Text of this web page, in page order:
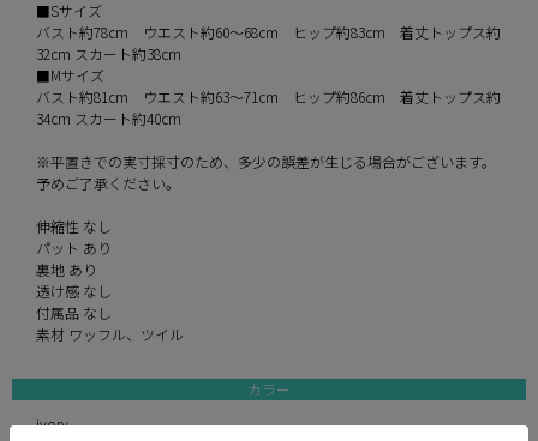
■Sサイズ
バスト約78cm ウエスト約60〜68cm ヒップ約83cm 着丈トップス約
32cm スカート約38cm
■Mサイズ
バスト約81cm ウエスト約63〜71cm ヒップ約86cm 着丈トップス約
34cm スカート約40cm
※平置きでの実寸採寸のため、多少の誤差が生じる場合がございます。
予めご了承ください。
伸縮性 なし
パット あり
裏地 あり
透け感 なし
付属品 なし
素材 ワッフル、ツイル
カラー
ivory